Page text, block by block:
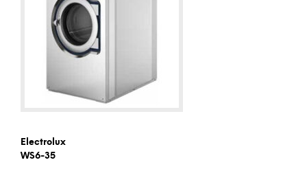
Electrolux
WS6-35